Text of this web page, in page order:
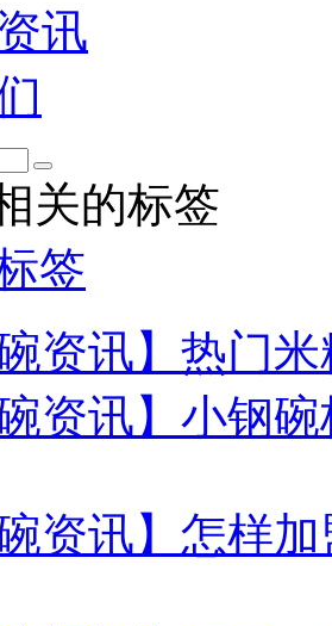
讯
关的标签
签
碗资讯】热门
碗资讯】小钢
碗资讯】怎样